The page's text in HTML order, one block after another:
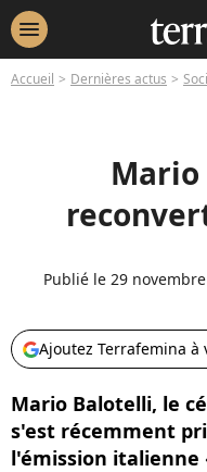
menu
Accueil Dernières actus
Publié le 29
Ajoutez Terrafemina à
Mario Balotelli, le
s'est récemment
l'émission italienne